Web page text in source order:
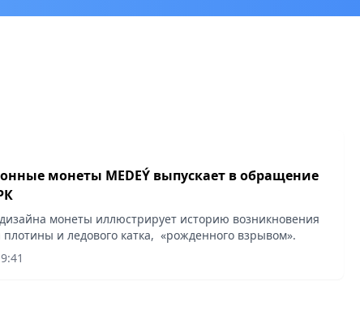
монеты MEDEÝ выпускает в обращение
монеты иллюстрирует историю возникновения
и ледового катка, «рожденного взрывом».